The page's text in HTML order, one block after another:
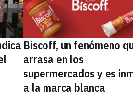
Biscoff, un fenómeno
arrasa en los
supermercados y es
a la marca blanca